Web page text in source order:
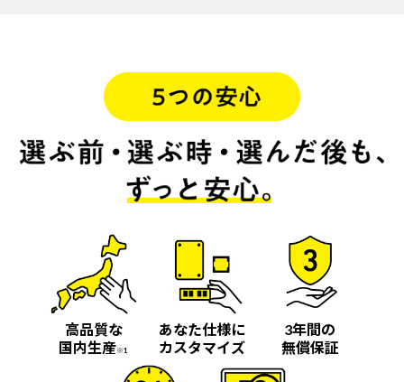
高品質な
国内生産※1
あなた仕様に
カスタマイズ
3年間の
無償保証